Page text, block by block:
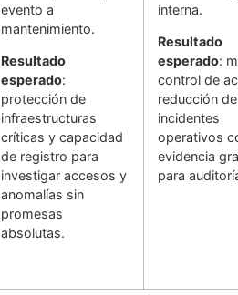
evento a
mantenimiento.
Resultado
esperado:
protección de
infraestructuras
críticas y capacidad
de registro para
investigar accesos y
anomalías sin
promesas
absolutas.
interna.
Resultado
esperado:
control de
reducción de
incidentes
operativos
evidencia
para